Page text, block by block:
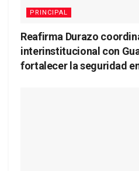
PRINCIPAL
Reafirma Durazo
interinstitucional con
fortalecer la seguridad